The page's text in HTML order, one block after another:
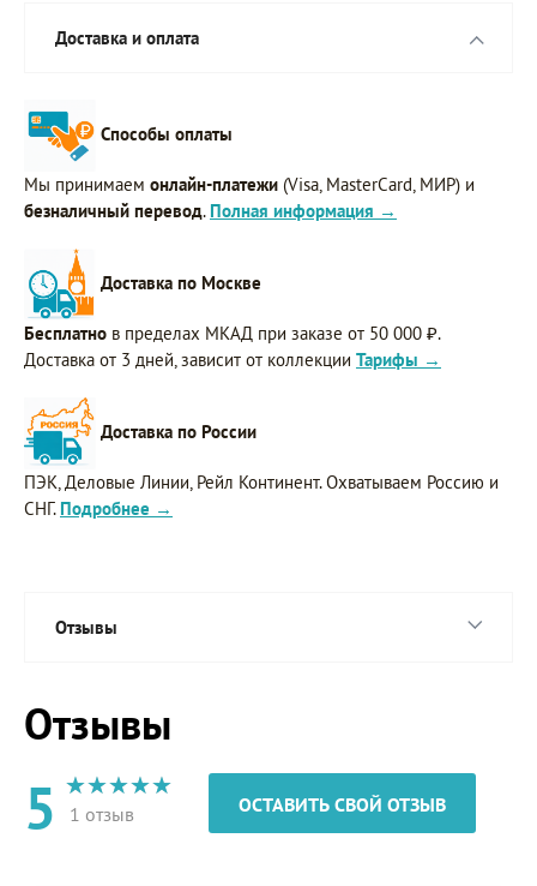
Доставка и оплата
Способы оплаты
Мы принимаем онлайн-платежи (Visa, MasterCard, МИР) и
безналичный перевод. Полная информация →
Доставка по Москве
Бесплатно в пределах МКАД при заказе от 50 000 ₽.
Доставка от 3 дней, зависит от коллекции Тарифы →
Доставка по России
ПЭК, Деловые Линии, Рейл Континент. Охватываем Россию и
СНГ. Подробнее →
Отзывы
Отзывы
5 1 отзыв ОСТАВИТЬ СВОЙ ОТЗЫВ